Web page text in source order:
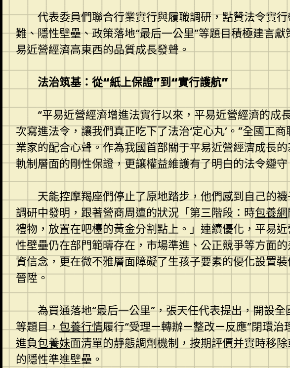
代表委員們聯合行業實行與履職調研，點贊法令實
難、隱性壁壘、政策落地“最后一公里”等題目積極建言
易近營經濟高東西的品質成長發聲。
法治筑基：從“紙上保證”到“實行護航”
“平易近營經濟增進法實行以來，平易近營經濟的成
次寫進法令，讓我們真正吃下了法治‘定心丸’。”全國工
業家的配合心聲。作為我國首部關于平易近營經濟成長
軌制層面的剛性保證，更讓權益維護有了明白的法令遵
天能控摩羯座們停止了原地踏步，他們感到自己的
調研中發明，跟著營商周遭的狀況「第三階段：時包養網
禮物，放置在吧檯的黃金分割點上。」連續優化，平易
性壁壘仍在部門範疇存在，市場準進、公正競爭等方面
資信念，更在微不雅層面障礙了生孩子要素的優化設置
晉陞。
為買通落地“最后一公里”，張天任代表提出，開設
等題目，包養行情履行“受理—轉辦—整改—反應”閉環治
進負包養妹面清單的靜態調劑機制，按期評價并實時移
的隱性準進壁壘。